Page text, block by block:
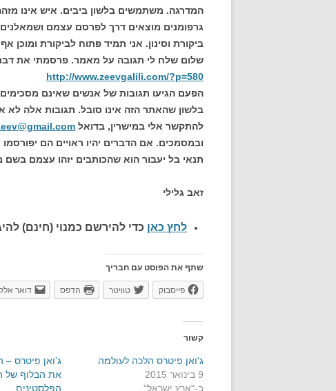
המדרגה. משתמשים בלשון ביבים. איש אינו
גרפומנים מוצאים דרך לפרסם עצמם
ביקורת וסינון. אני תמיד פתוח לביקורת ומוכן
שלום שלח לי תגובה על מאמר. פרסמתי את
http://www.zeevgalili.com/?p=580
הפעם הגיעו תגובות של אנשים שאינם
בלשון שהאתר הזה אינו סובל. תגובות אלה לא
להתקשר אלי במישרין, בדואל
ובמסמכים. אם הדברים יהיו ראויים הם
תנאי בל יעבור הוא שהכותבים יזהו עצמם בשם
זאב גלילי
לחץ כאן כדי להירשם כמנוי (חינם)
שתף את הפוסט עם חבריך
פייסבוק טוויטר הדפס דואר
קשור
ג'ואן פיטרס הלכה לעולמה
9 בינואר 2015
ב-"ארץ ישראל"
ג'ואן פיטרס
את הבלוף של
הפלסטינים